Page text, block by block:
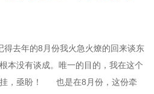
去年的8月份我火急火燎的回来谈东
本没有谈成。唯一的目的，我在这个
挂，亟盼！ 也是在8月份，这份牵